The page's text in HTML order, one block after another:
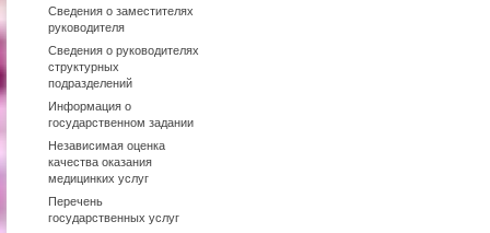
Сведения о заместителях
руководителя
Сведения о руководителях
структурных
подразделений
Информация о
государственном задании
Независимая оценка
качества оказания
медицинких услуг
Перечень
государственных услуг